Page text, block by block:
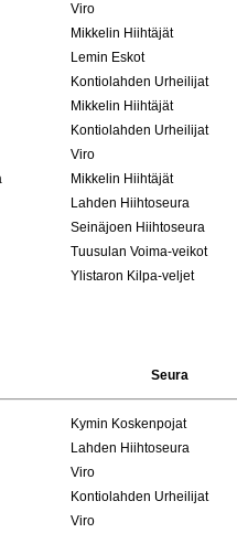
Viro
Mikkelin Hiihtäjät
Lemin Eskot
Kontiolahden Urheilijat
Mikkelin Hiihtäjät
Kontiolahden Urheilijat
Viro
Mikkelin Hiihtäjät
Lahden Hiihtoseura
Seinäjoen Hiihtoseura
Tuusulan Voima-veikot
Ylistaron Kilpa-veljet
Seura
Kymin Koskenpojat
Lahden Hiihtoseura
Viro
Kontiolahden Urheilijat
Viro